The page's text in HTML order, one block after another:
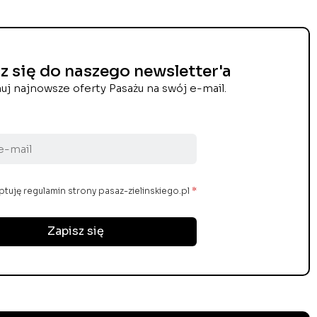
się do naszego newsletter'a
najnowsze oferty Pasażu na swój e-mail.
regulamin strony pasaz-zielinskiego.pl *
Zapisz się